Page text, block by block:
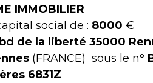
IMMOBILIER
social de : 8000 €
de la liberté 35000
(FRANCE) sous le n°
6831Z